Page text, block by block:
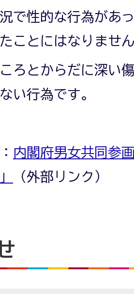
で性的な行為があ
ことにはなりませ
ろとからだに深い
い行為です。
内閣府男女共同参
（外部リンク）